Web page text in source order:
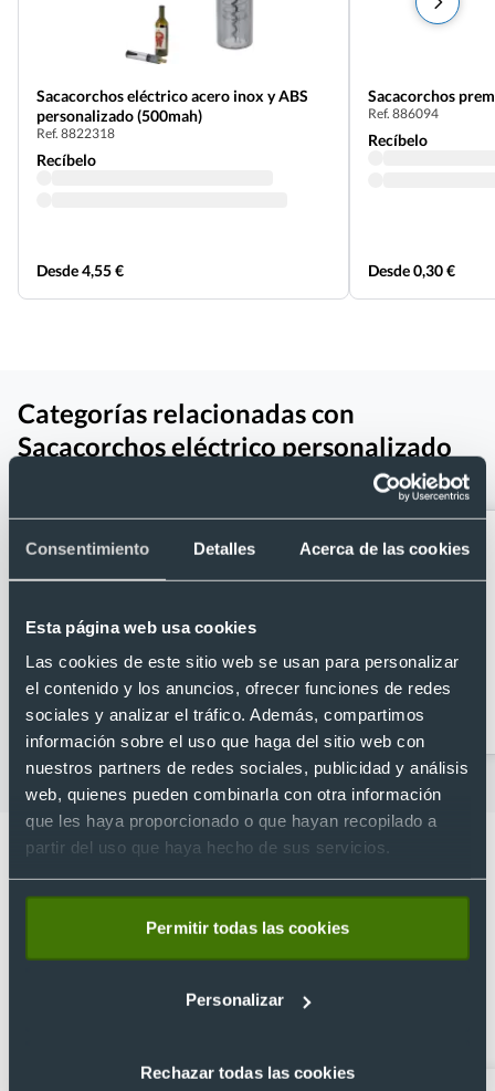
Consentimiento Detalles Acerca de las cookies
Esta página web usa cookies
Las cookies de este sitio web se usan para personalizar
el contenido y los anuncios, ofrecer funciones de redes
sociales y analizar el tráfico. Además, compartimos
información sobre el uso que haga del sitio web con
nuestros partners de redes sociales, publicidad y análisis
web, quienes pueden combinarla con otra información
que les haya proporcionado o que hayan recopilado a
partir del uso que haya hecho de sus servicios.
Permitir todas las cookies
Personalizar
Rechazar todas las cookies
Sacacorchos eléctrico acero inox y ABS
personalizado (500mah)
Ref. 8822318
Recíbelo
Desde 4,55 €
Sacacorchos
Ref. 886094
Recíbelo
Desde 0,30 €
Categorías relacionadas con
Sacacorchos eléctrico personalizado
Abridores
personalizados
Artículos para la cocina
Lo que dicen nuestros clientes